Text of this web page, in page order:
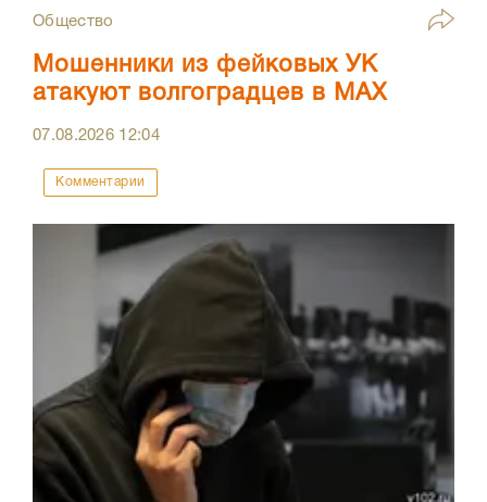
Общество
Мошенники из фейковых УК
атакуют волгоградцев в МАХ
07.08.2026 12:04
Комментарии